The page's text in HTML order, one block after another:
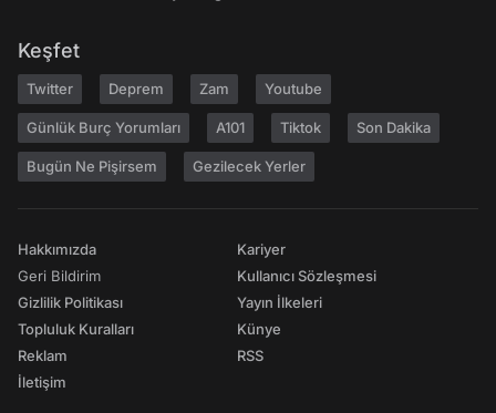
Keşfet
Twitter Deprem Zam Youtube
Günlük Burç Yorumları A101 Tiktok Son Dakika
Bugün Ne Pişirsem Gezilecek Yerler
Hakkımızda
Geri Bildirim
Gizlilik Politikası
Topluluk Kuralları
Reklam
İletişim
Kariyer
Kullanıcı Sözleşmesi
Yayın İlkeleri
Künye
RSS